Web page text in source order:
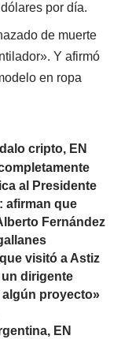
por día.
de muerte
Y afirmó
en ropa
cripto, EN
al Presidente
afirman que
Fernández
visitó a Astiz
dirigente
algún proyecto»
EN